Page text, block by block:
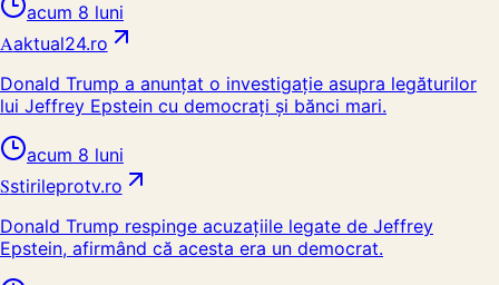
acum 8 luni
Aaktual24.ro
Donald Trump a anunțat o investigație asupra legăturilor
lui Jeffrey Epstein cu democrați și bănci mari.
acum 8 luni
Sstirileprotv.ro
Donald Trump respinge acuzațiile legate de Jeffrey
Epstein, afirmând că acesta era un democrat.